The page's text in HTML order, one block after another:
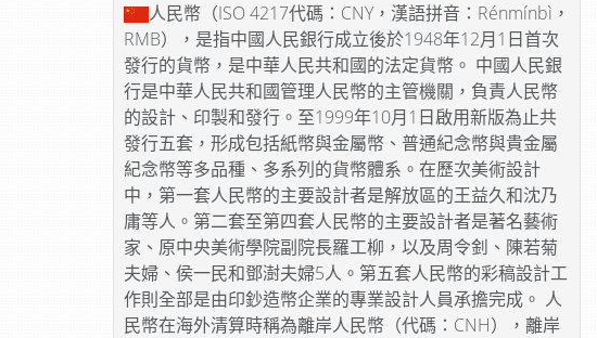
人民幣（ISO 4217代碼：CNY，漢語拼音：Rénmínbì，
RMB），是指中國人民銀行成立後於1948年12月1日首次
發行的貨幣，是中華人民共和國的法定貨幣。 中國人民銀
行是中華人民共和國管理人民幣的主管機關，負責人民幣
的設計、印製和發行。至1999年10月1日啟用新版為止共
發行五套，形成包括紙幣與金屬幣、普通紀念幣與貴金屬
紀念幣等多品種、多系列的貨幣體系。在歷次美術設計
中，第一套人民幣的主要設計者是解放區的王益久和沈乃
庸等人。第二套至第四套人民幣的主要設計者是著名藝術
家、原中央美術學院副院長羅工柳，以及周令釗、陳若菊
夫婦、侯一民和鄧澍夫婦5人。第五套人民幣的彩稿設計工
作則全部是由印鈔造幣企業的專業設計人員承擔完成。 人
民幣在海外清算時稱為離岸人民幣（代碼：CNH），離岸